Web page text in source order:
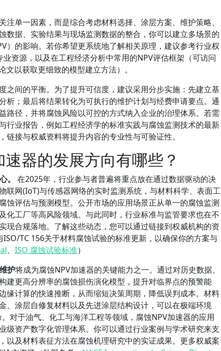
单一因素，而是综合考虑材料选择、涂层方案、维护策略、
数据、实验结果与现场监测数据的整合，你可以建立多场景的
）的影响。若你希望更系统地了解相关原理，建议参考行业权
资源，以及在工程经济分析中常用的NPV评估框架（可访问
以获取更细致的模型建立方法）。
之间的平衡。为了提升可信度，建议采用分步实施：先建立基
析；最后将结果转化为可执行的维护计划与经费申请要点。通
路径，并将腐蚀风险以可控的方式纳入企业的治理体系。若需
行业报告，例如工程经济学的标准实践与腐蚀监测技术的最新
接与权威资料将提升内容的专业性与可验证性。
器的发展方向有哪些？
。
在2025年，行业参与者普遍将重点放在通过数据驱动的决
联网(IoT)与传感器网络的实时监测系统，与材料科学、表面工
蚀评估与预测模型。公开市场的应用场景正从单一的腐蚀监测
化工厂等高风险领域。与此同时，行业标准与监管要求也在不
现合规落地。了解这些动态，您可以通过链接到权威机构的资
TC 156关于材料腐蚀试验的标准更新，以确保你的方案与
、 ISO 腐蚀试验标准）
护将成为腐蚀NPV加速器的关键能力之一。通过对历史数据、
建更高分辨率的腐蚀损伤演化模型，提升对临界点的预警能
缘计算的快速推断，从而缩短决策周期，降低误判成本。材料
、涂层自修复材料以及先进涂层结构设计，可以在极端环境
对于油气、化工与海洋工程等领域，腐蚀NPV加速器的应用
级资产数字化管理体系。你可以通过行业案例与学术研究来支
以及材料表征方法在腐蚀机理研究中的实证成果。更多权威案